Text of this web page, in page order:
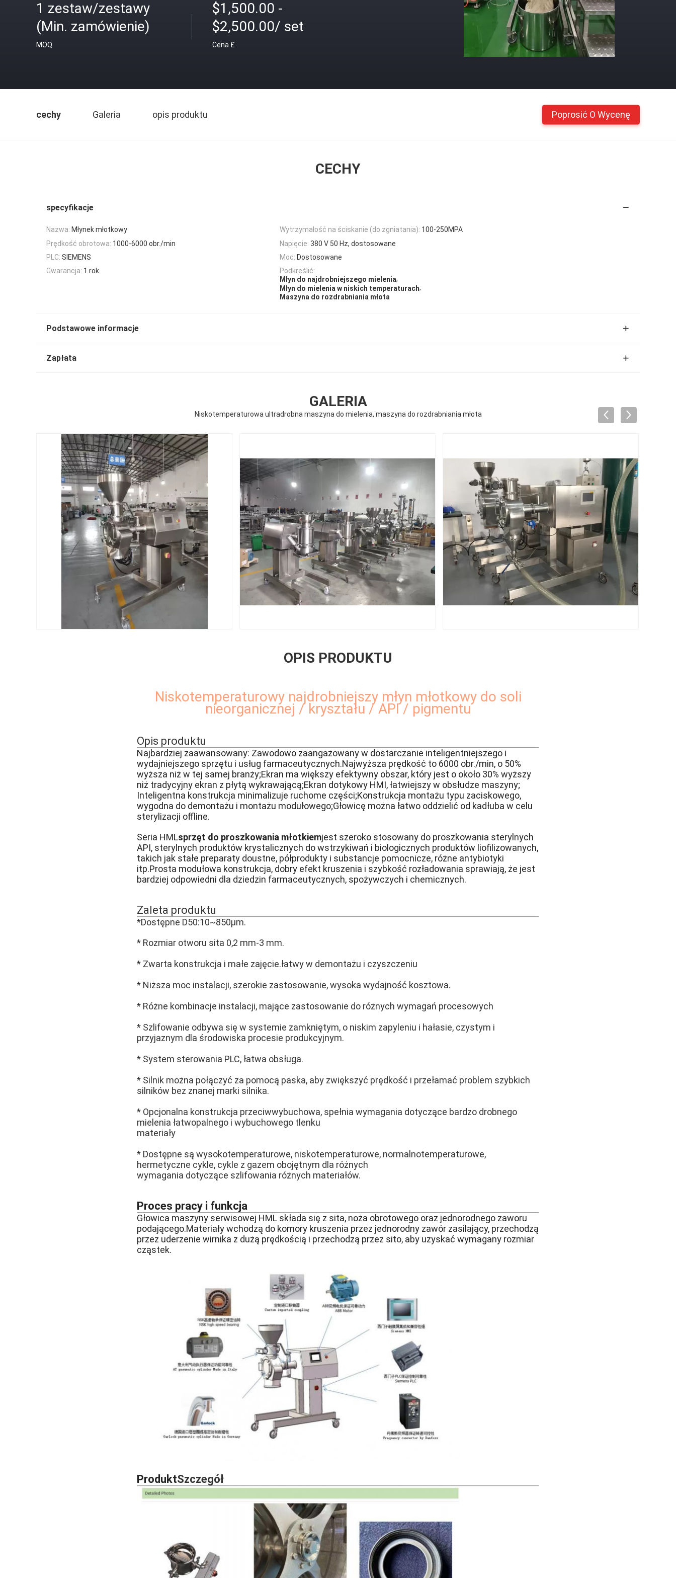
1 zestaw/zestawy
(Min. zamówienie)
MOQ
$1,500.00 -
$2,500.00/ set
Cena £
cechy Galeria opis produktu Poprosić O Wycenę
CECHY
specyfikacje
Nazwa: Młynek młotkowy Wytrzymałość na ściskanie (do zgniatania): 100-250MPA
Prędkość obrotowa: 1000-6000 obr./min Napięcie: 380 V 50 Hz, dostosowane
PLC: SIEMENS Moc: Dostosowane
Gwarancja: 1 rok
Podkreślić:
Młyn do najdrobniejszego mielenia,
Młyn do mielenia w niskich temperaturach,
Maszyna do rozdrabniania młota
Podstawowe informacje
Zapłata
GALERIA
Niskotemperaturowa ultradrobna maszyna do mielenia, maszyna do rozdrabniania młota
OPIS PRODUKTU
Niskotemperaturowy najdrobniejszy młyn młotkowy do soli
nieorganicznej / kryształu / API / pigmentu
Opis produktu
Najbardziej zaawansowany: Zawodowo zaangażowany w dostarczanie inteligentniejszego i
wydajniejszego sprzętu i usług farmaceutycznych.Najwyższa prędkość to 6000 obr./min, o 50%
wyższa niż w tej samej branży;Ekran ma większy efektywny obszar, który jest o około 30% wyższy
niż tradycyjny ekran z płytą wykrawającą;Ekran dotykowy HMI, łatwiejszy w obsłudze maszyny;
Inteligentna konstrukcja minimalizuje ruchome części;Konstrukcja montażu typu zaciskowego,
wygodna do demontażu i montażu modułowego;Głowicę można łatwo oddzielić od kadłuba w celu
sterylizacji offline.
Seria HMLsprzęt do proszkowania młotkiemjest szeroko stosowany do proszkowania sterylnych
API, sterylnych produktów krystalicznych do wstrzykiwań i biologicznych produktów liofilizowanych,
takich jak stałe preparaty doustne, półprodukty i substancje pomocnicze, różne antybiotyki
itp.Prosta modułowa konstrukcja, dobry efekt kruszenia i szybkość rozładowania sprawiają, że jest
bardziej odpowiedni dla dziedzin farmaceutycznych, spożywczych i chemicznych.
Zaleta produktu
*Dostępne D50:10~850μm.
* Rozmiar otworu sita 0,2 mm-3 mm.
* Zwarta konstrukcja i małe zajęcie.łatwy w demontażu i czyszczeniu
* Niższa moc instalacji, szerokie zastosowanie, wysoka wydajność kosztowa.
* Różne kombinacje instalacji, mające zastosowanie do różnych wymagań procesowych
* Szlifowanie odbywa się w systemie zamkniętym, o niskim zapyleniu i hałasie, czystym i
przyjaznym dla środowiska procesie produkcyjnym.
* System sterowania PLC, łatwa obsługa.
* Silnik można połączyć za pomocą paska, aby zwiększyć prędkość i przełamać problem szybkich
silników bez znanej marki silnika.
* Opcjonalna konstrukcja przeciwwybuchowa, spełnia wymagania dotyczące bardzo drobnego
mielenia łatwopalnego i wybuchowego tlenku
materiały
* Dostępne są wysokotemperaturowe, niskotemperaturowe, normalnotemperaturowe,
hermetyczne cykle, cykle z gazem obojętnym dla różnych
wymagania dotyczące szlifowania różnych materiałów.
Proces pracy i funkcja
Głowica maszyny serwisowej HML składa się z sita, noża obrotowego oraz jednorodnego zaworu
podającego.Materiały wchodzą do komory kruszenia przez jednorodny zawór zasilający, przechodzą
przez uderzenie wirnika z dużą prędkością i przechodzą przez sito, aby uzyskać wymagany rozmiar
cząstek.
ProduktSzczegół